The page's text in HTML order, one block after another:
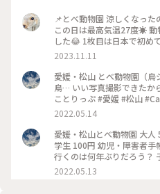
📌とべ動物園 涼しくなった
この日は最高気温27度☀️ 動
した😂 1枚目は日本で初め
の“ピース” もうすぐ24歳
#秋さんぽ #愛媛 #砥部 #
2023.11.11
愛媛・松山 とべ動物園（
鳥… いい写真撮影できたから
ことりっぷ #愛媛 #松山 #Canon #写真 #お出かけ #一眼レフカ
メラ #鳥 #お気に入りの
2022.05.14
愛媛・松山とべ動物園 大
学生 100円 幼児・障害者手帳をお
行くのは何年ぶりだろう？
行く機会が減って久しぶり
いったら しろくまのピー
2022.05.13